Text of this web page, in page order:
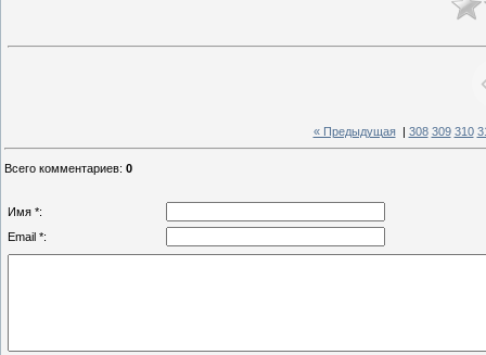
« Предыдущая| 308 309 310
Всего комментариев: 0
Имя *:
Email *: